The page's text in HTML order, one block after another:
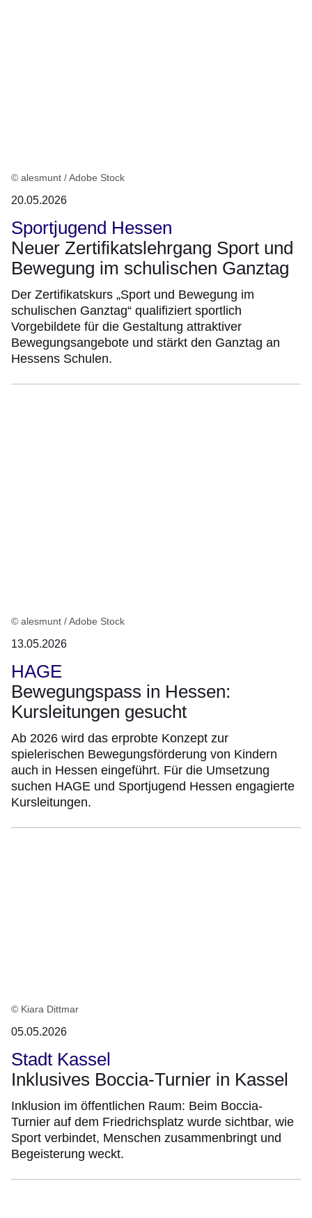
© alesmunt / Adobe Stock
20.05.2026
Sportjugend Hessen
Neuer Zertifikatslehrgang Sport und
Bewegung im schulischen Ganztag
Der Zertifikatskurs „Sport und Bewegung im
schulischen Ganztag“ qualifiziert sportlich
Vorgebildete für die Gestaltung attraktiver
Bewegungsangebote und stärkt den Ganztag an
Hessens Schulen.
© alesmunt / Adobe Stock
13.05.2026
HAGE
Bewegungspass in Hessen:
Kursleitungen gesucht
Ab 2026 wird das erprobte Konzept zur
spielerischen Bewegungsförderung von Kindern
auch in Hessen eingeführt. Für die Umsetzung
suchen HAGE und Sportjugend Hessen engagierte
Kursleitungen.
© Kiara Dittmar
05.05.2026
Stadt Kassel
Inklusives Boccia-Turnier in Kassel
Inklusion im öffentlichen Raum: Beim Boccia-
Turnier auf dem Friedrichsplatz wurde sichtbar, wie
Sport verbindet, Menschen zusammenbringt und
Begeisterung weckt.